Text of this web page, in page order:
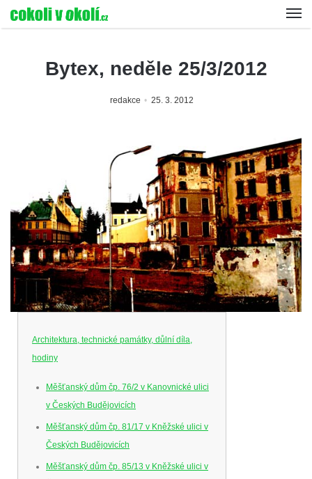
Bytex, neděle 25/3/2012
redakce 25. 3. 2012
Architektura, technické památky, důlní díla,
hodiny
Měšťanský dům čp. 76/2 v Kanovnické ulici
v Českých Budějovicích
Měšťanský dům čp. 81/17 v Kněžské ulici v
Českých Budějovicích
Měšťanský dům čp. 85/13 v Kněžské ulici v